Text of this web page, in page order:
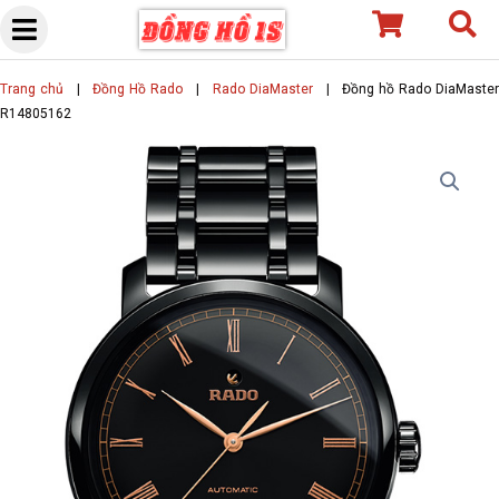
Skip
content
Trang chủ |Đồng Hồ Rado Rado DiaMaster|Đồng hồ Rado DiaMaster
R14805162